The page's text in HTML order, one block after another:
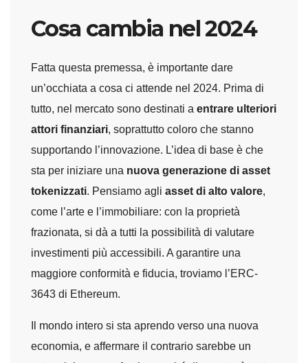
Cosa cambia nel 2024
Fatta questa premessa, è importante dare
un’occhiata a cosa ci attende nel 2024. Prima di
tutto, nel mercato sono destinati a entrare ulteriori
attori finanziari, soprattutto coloro che stanno
supportando l’innovazione. L’idea di base è che
sta per iniziare una nuova generazione di asset
tokenizzati. Pensiamo agli asset di alto valore,
come l’arte e l’immobiliare: con la proprietà
frazionata, si dà a tutti la possibilità di valutare
investimenti più accessibili. A garantire una
maggiore conformità e fiducia, troviamo l’ERC-
3643 di Ethereum.
Il mondo intero si sta aprendo verso una nuova
economia, e affermare il contrario sarebbe un